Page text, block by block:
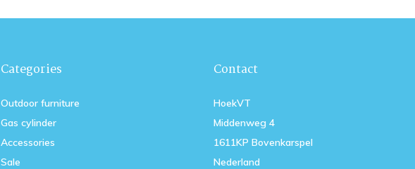
Categories
Outdoor furniture
Gas cylinder
Accessories
Sale
Contact
HoekVT
Middenweg 4
1611KP Bovenkarspel
Nederland